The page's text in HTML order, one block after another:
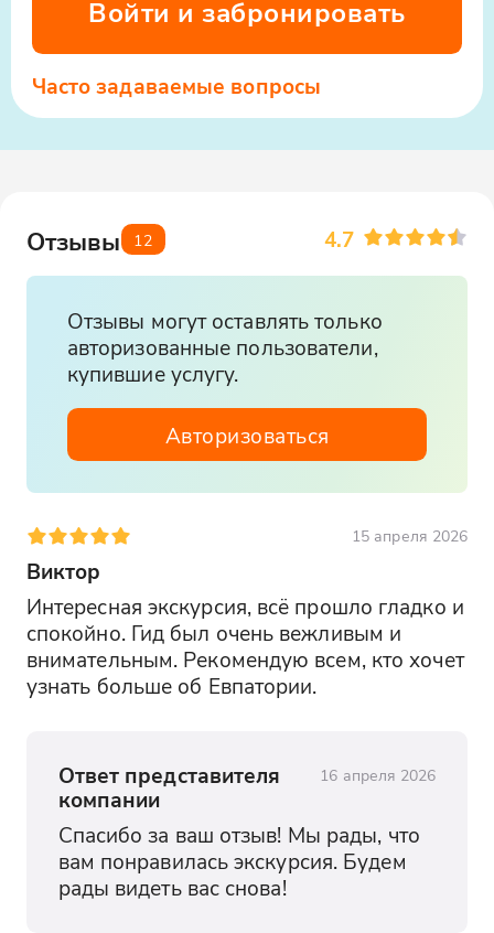
Возвращение на Площадь
Нахимова (Севастополь)
Ваше увлекательное путешествие по
возвращением на площадь Нахимова в
впечатлениями от увиденного и
объектам показа.
Войти и забронировать
Часто задаваемые вопросы
Отзывы 12 4.7
Отзывы могут оставлять только
авторизованные пользователи,
купившие услугу.
Авторизоваться
15 апреля 2026
Виктор
Интересная экскурсия, всё прошло гладко и
спокойно. Гид был очень вежливым и
внимательным. Рекомендую всем, кто хочет
узнать больше об Евпатории.
Ответ представителя
компании
16 апреля 2026
Спасибо за ваш отзыв! Мы рады, что
вам понравилась экскурсия. Будем
рады видеть вас снова!